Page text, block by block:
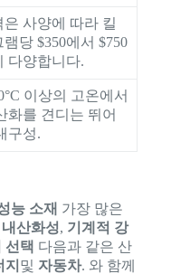
은 사양에 따라 킬
램당 $350에서 $750
다양합니다.
이상의 고온에서
화를 견디는 뛰어
구성.
능 소재 가장 많은
내산화성, 기계적 강
선택 다음과 같은 산
지 및 자동차. 와 함께